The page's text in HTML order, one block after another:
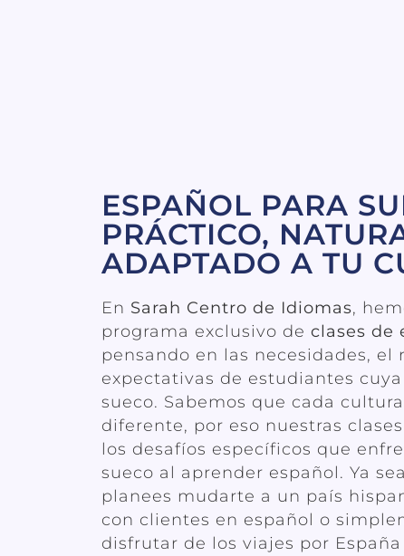
ESPAÑOL PARA
PRÁCTICO,
ADAPTADO A TU
En Sarah Centro de Idiomas,
programa exclusivo de clases de
pensando en las necesidades, el
expectativas de estudiantes
sueco. Sabemos que cada
diferente, por eso nuestras
los desafíos específicos que
sueco al aprender español. Ya
planees mudarte a un país
con clientes en español o
disfrutar de los viajes por